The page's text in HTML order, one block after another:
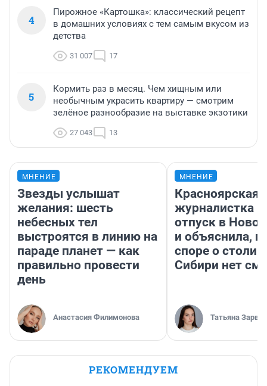
4
Пирожное «Картошка»: классический рецепт
в домашних условиях с тем самым вкусом из
детства
31 007 17
5
Кормить раз в месяц. Чем хищным или
необычным украсить квартиру — смотрим
зелёное разнообразие на выставке экзотики
27 043 13
МНЕНИЕ
Звезды услышат
желания: шесть
небесных тел
выстроятся в линию на
параде планет — как
правильно провести
день
Анастасия Филимонова
МНЕНИЕ
Красноярская
журналистка
отпуск в
и объяснила,
споре о
Сибири нет
Татьяна Зарва
РЕКОМЕНДУЕМ